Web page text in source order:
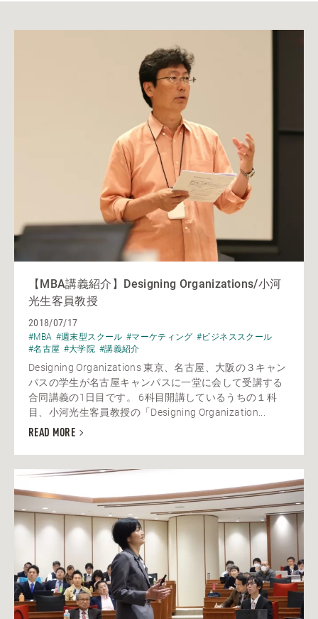
【MBA講義紹介】Designing Organizations/小河
光生客員教授
2018/07/17
#MBA #週末型スクール #マーケティング #ビジネススクール
#名古屋 #大学院 #講義紹介
Designing Organizations 東京、名古屋、大阪の３キャン
パスの学生が名古屋キャンパスに一堂に会して受講する
合同講義の1日目です。 6科目開講しているうちの１科
目、小河光生客員教授の「Designing Organization...
READ MORE